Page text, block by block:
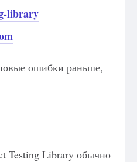
library
ошибки раньше,
Testing Library обычно